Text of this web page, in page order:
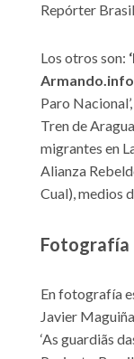
Repórter
Los otros son:
Armando.info
Paro
Tren de
migrantes en
Alianza
Cual), medios
Fotografía
En fotografía
Javier
‘As guardiãs